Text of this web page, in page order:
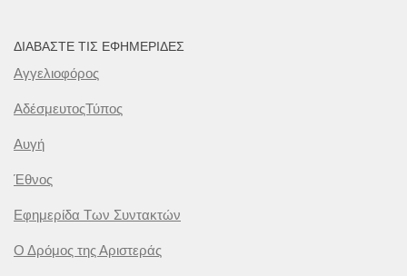
ΔΙΑΒΆΣΤΕ ΤΙΣ ΕΦΗΜΕΡΊΔΕΣ
Αγγελιοφόρος
ΑδέσμευτοςΤύπος
Αυγή
Έθνος
Εφημερίδα Των Συντακτών
Ο Δρόμος της Αριστεράς